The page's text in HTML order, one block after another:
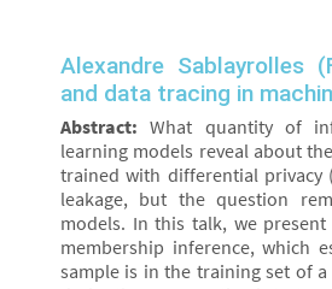
Alexandre Sablayrolles
and data tracing in
Abstract: What quantity of
learning models reveal about
trained with differential privacy
leakage, but the question
models. In this talk, we
membership inference, which
sample is in the training set of